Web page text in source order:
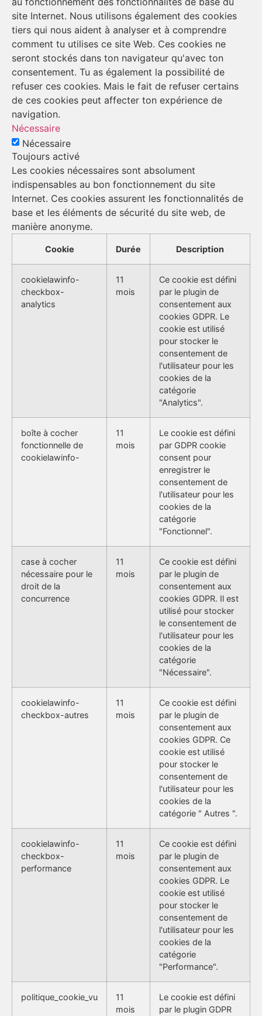
site Internet. Nous utilisons également des cookies
tiers qui nous aident à analyser et à comprendre
comment tu utilises ce site Web. Ces cookies ne
seront stockés dans ton navigateur qu'avec ton
consentement. Tu as également la possibilité de
refuser ces cookies. Mais le fait de refuser certains
de ces cookies peut affecter ton expérience de
navigation.
Nécessaire
Nécessaire
Toujours activé
Les cookies nécessaires sont absolument
indispensables au bon fonctionnement du site
Internet. Ces cookies assurent les fonctionnalités de
base et les éléments de sécurité du site web, de
manière anonyme.
Cookie Durée Description
cookielawinfo-
checkbox-
analytics
11
mois
Ce cookie est défini
par le plugin de
consentement aux
cookies GDPR. Le
cookie est utilisé
pour stocker le
consentement de
l'utilisateur pour les
cookies de la
catégorie
"Analytics".
boîte à cocher
fonctionnelle de
cookielawinfo-
11
mois
Le cookie est défini
par GDPR cookie
consent pour
enregistrer le
consentement de
l'utilisateur pour les
cookies de la
catégorie
"Fonctionnel".
case à cocher
nécessaire pour le
droit de la
concurrence
11
mois
Ce cookie est défini
par le plugin de
consentement aux
cookies GDPR. Il est
utilisé pour stocker
le consentement de
l'utilisateur pour les
cookies de la
catégorie
"Nécessaire".
cookielawinfo-
checkbox-autres
11
mois
Ce cookie est défini
par le plugin de
consentement aux
cookies GDPR. Ce
cookie est utilisé
pour stocker le
consentement de
l'utilisateur pour les
cookies de la
catégorie " Autres ".
cookielawinfo-
checkbox-
performance
11
mois
Ce cookie est défini
par le plugin de
consentement aux
cookies GDPR. Le
cookie est utilisé
pour stocker le
consentement de
l'utilisateur pour les
cookies de la
catégorie
"Performance".
politique_cookie_vu
11
mois
Le cookie est défini
par le plugin GDPR